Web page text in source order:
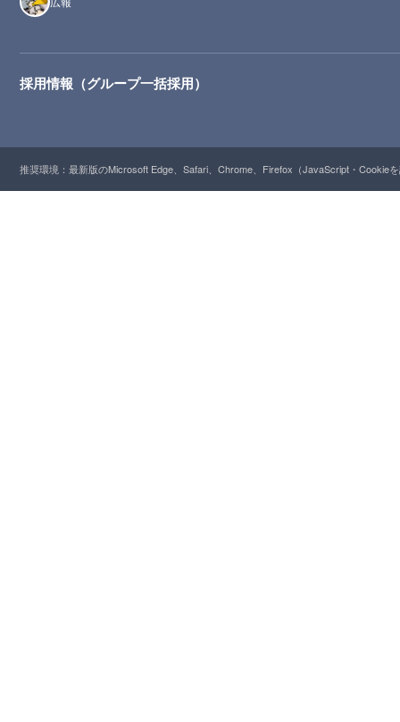
採用情報（グループ一括採用）
推奨環境：最新版のMicrosoft Edge、Safari、Chrome、Firefox（JavaScript・Cookie